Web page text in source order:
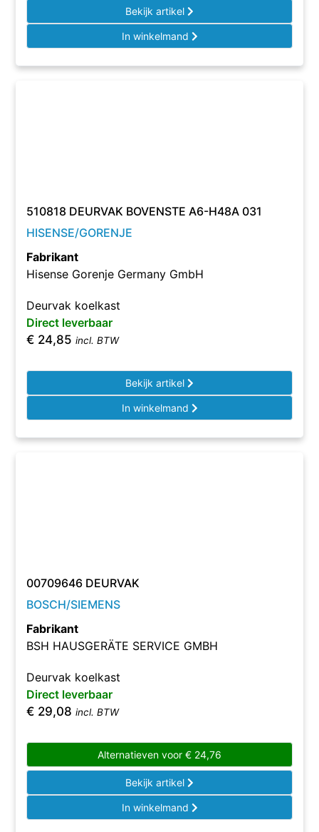
Bekijk artikel
In winkelmand
510818 DEURVAK BOVENSTE A6-H48A 031
HISENSE/GORENJE
Fabrikant
Hisense Gorenje Germany GmbH
Deurvak koelkast
Direct leverbaar
€ 24,85 incl. BTW
Bekijk artikel
In winkelmand
00709646 DEURVAK
BOSCH/SIEMENS
Fabrikant
BSH HAUSGERÄTE SERVICE GMBH
Deurvak koelkast
Direct leverbaar
€ 29,08 incl. BTW
Alternatieven voor € 24,76
Bekijk artikel
In winkelmand